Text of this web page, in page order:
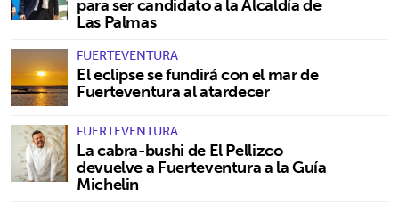
Las Palmas
FUERTEVENTURA
El eclipse se fundirá con el mar de
Fuerteventura al atardecer
FUERTEVENTURA
La cabra-bushi de El Pellizco
devuelve a Fuerteventura a la Guía
Michelin